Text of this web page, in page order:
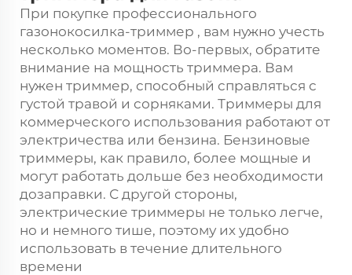
При покупке профессионального
газонокосилка-триммер , вам нужно учесть
несколько моментов. Во-первых, обратите
внимание на мощность триммера. Вам
нужен триммер, способный справляться с
густой травой и сорняками. Триммеры для
коммерческого использования работают от
электричества или бензина. Бензиновые
триммеры, как правило, более мощные и
могут работать дольше без необходимости
дозаправки. С другой стороны,
электрические триммеры не только легче,
но и немного тише, поэтому их удобно
использовать в течение длительного
времени